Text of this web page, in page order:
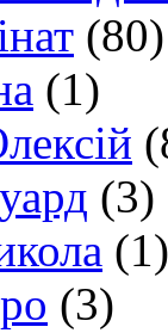
(80)
(1)
(3)
(1)
(3)